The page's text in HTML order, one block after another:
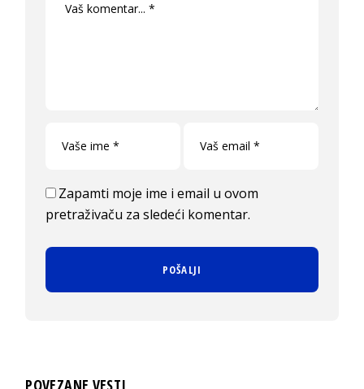
Zapamti moje ime i email u ovom
pretraživaču za sledeći komentar.
POVEZANE VESTI